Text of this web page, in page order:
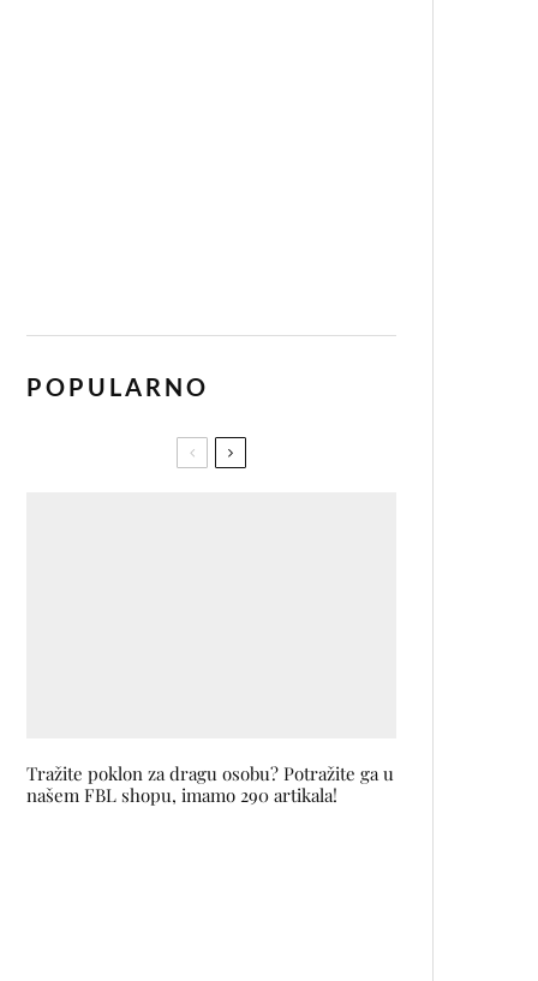
POPULARNO
Tražite poklon za dragu osobu? Potražite ga u
našem FBL shopu, imamo 290 artikala!